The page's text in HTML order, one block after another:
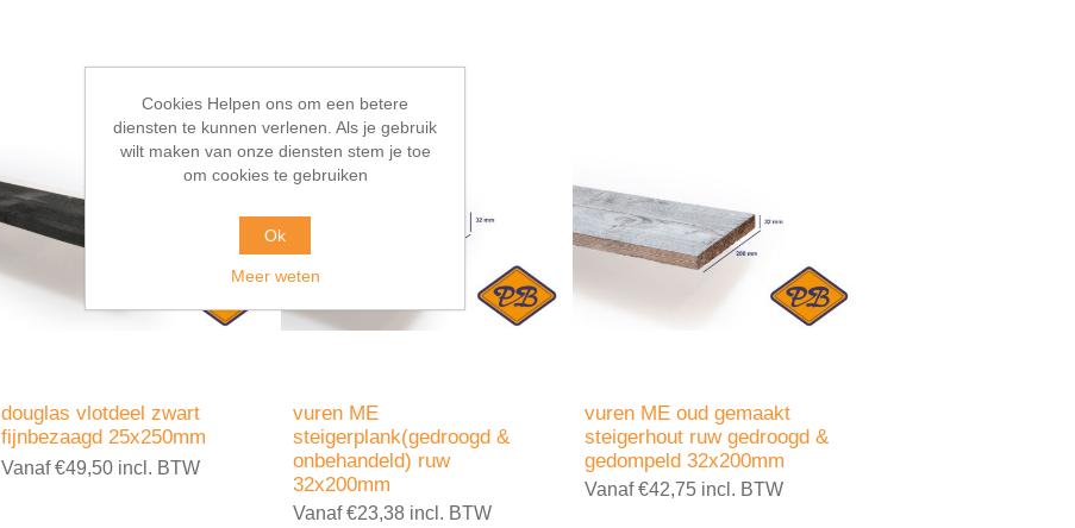
douglas vlotdeel zwart
fijnbezaagd 25x250mm
Vanaf €49,50 incl. BTW
vuren ME
steigerplank(gedroogd &
onbehandeld) ruw
32x200mm
Vanaf €23,38 incl. BTW
vuren ME oud gemaakt
steigerhout ruw gedroogd &
gedompeld 32x200mm
Vanaf €42,75 incl. BTW
Cookies Helpen ons om een betere
diensten te kunnen verlenen. Als je gebruik
wilt maken van onze diensten stem je toe
om cookies te gebruiken
Ok
Meer weten